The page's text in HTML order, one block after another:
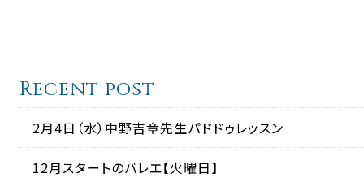
Recent post
2月4日（水）中野吉章先生パドドゥレッスン
12月スタートのバレエ【火曜日】